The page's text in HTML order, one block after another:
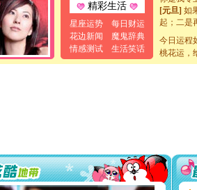
精彩生活
星座运势
每日财运
花边新闻
魔鬼辞典
情感测试
生活笑话
[元旦] 如
起；二是
[元旦]当
泣，这痛
卖了。水
你太多，
要平安
[圣诞节]
今日运程
桃花运，